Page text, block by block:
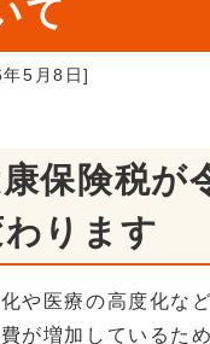
て
5月8日]
保険税が
ります
や医療の高度化な
が増加しているた